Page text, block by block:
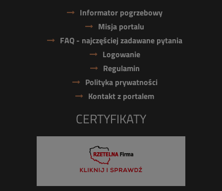
Informator pogrzebowy
Misja portalu
FAQ - najczęściej zadawane pytania
Logowanie
Regulamin
Polityka prywatności
Kontakt z portalem
CERTYFIKATY